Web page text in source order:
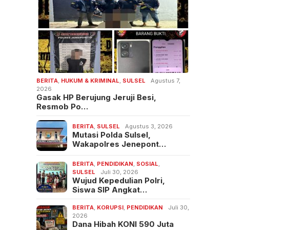
BERITA HUKUM & KRIMINAL SULSEL
Agustus 7,
2026
Gasak HP Berujung Jeruji Besi,
Resmob Po…
BERITA SULSEL Agustus 3, 2026
Mutasi Polda Sulsel,
Wakapolres Jenepont…
BERITA PENDIDIKAN SOSIAL
SULSEL
Juli 30, 2026
Wujud Kepedulian Polri,
Siswa SIP Angkat…
BERITA KORUPSI PENDIDIKAN
Juli 30,
2026
Dana Hibah KONI 590 Juta